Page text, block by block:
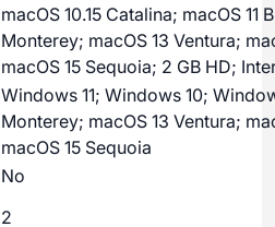
macOS 10.15 Catalina; macOS 11
Monterey; macOS 13 Ventura;
macOS 15 Sequoia; 2 GB HD;
Windows 11; Windows 10;
Monterey; macOS 13 Ventura;
macOS 15 Sequoia
No
2